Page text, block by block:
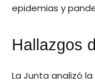
epidemias y
Hallazgos
La Junta analizó